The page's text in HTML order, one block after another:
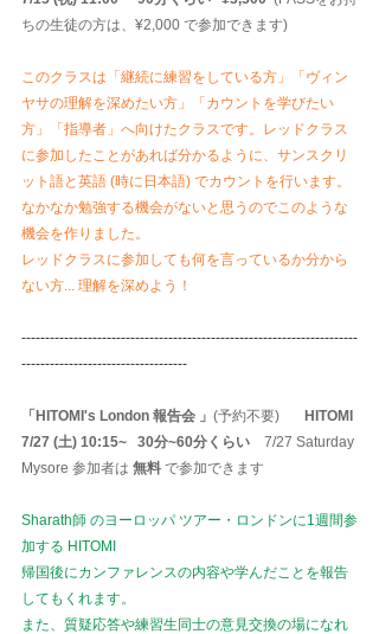
ちの生徒の方は、¥2,000 で参加できます)
このクラスは「継続に練習をしている方」「ヴィン
ヤサの理解を深めたい方」「カウントを学びたい
方」「指導者」へ向けたクラスです。レッドクラス
に参加したことがあれば分かるように、サンスクリ
ット語と英語 (時に日本語) でカウントを行います。
なかなか勉強する機会がないと思うのでこのような
機会を作りました。
レッドクラスに参加しても何を言っているか分から
ない方... 理解を深めよう！
-----------------------------------------------------------------------
-----------------------------------
「HITOMI's London 報告会 」 (予約不要)
HITOMI
7/27 (土) 10:15~   30分~60分くらい 7/27 Saturday
Mysore 参加者は 無料 で参加できます
Sharath師 のヨーロッパ ツアー・ロンドンに1週間参
加する HITOMI
帰国後にカンファレンスの内容や学んだことを報告
してもくれます。
また、質疑応答や練習生同士の意見交換の場になれ